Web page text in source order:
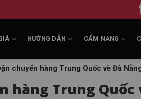
HƯỚNG DẪN CẨM NANG
chuyển hàng Trung Quốc về Đà
hàng Trung Quốc